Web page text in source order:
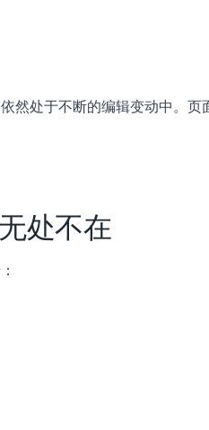
然处于不断的编辑变动中。页
处不在